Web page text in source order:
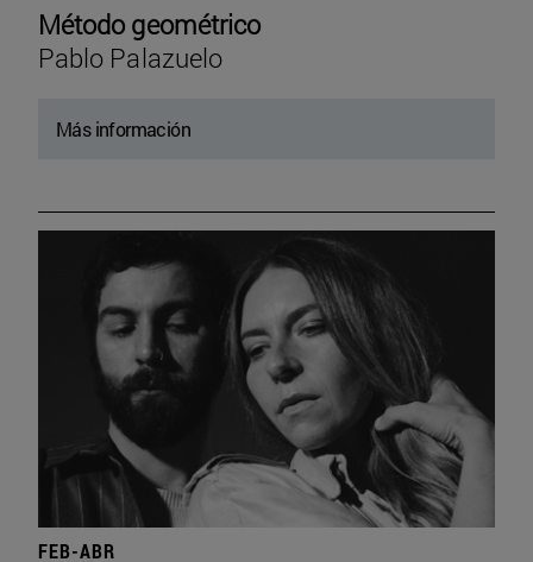
Método geométrico
Pablo Palazuelo
Más información
FEB-ABR